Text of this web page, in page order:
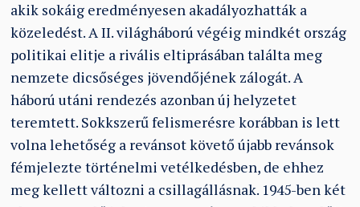
akik sokáig eredményesen akadályozhatták a
közeledést. A II. világháború végéig mindkét ország
politikai elitje a rivális eltiprásában találta meg
nemzete dicsőséges jövendőjének zálogát. A
háború utáni rendezés azonban új helyzetet
teremtett. Sokkszerű felismerésre korábban is lett
volna lehetőség a revánsot követő újabb revánsok
fémjelezte történelmi vetélkedésben, de ehhez
meg kellett változni a csillagállásnak. 1945-ben két